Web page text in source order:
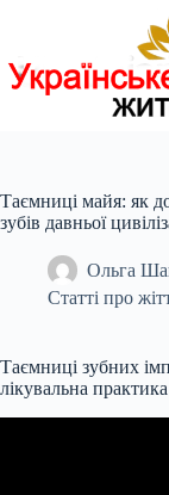
Таємниці майя: як
зубів давньої
Ольга
Статті про
Таємниці зубних
лікувальна практика